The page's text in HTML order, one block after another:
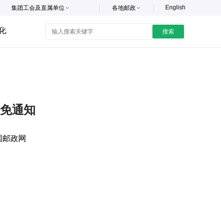
English
各地邮政
集团工会及直属单位
搜索
通知
邮政网